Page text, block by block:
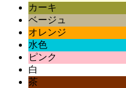
カーキ
ベージュ
オレンジ
水色
ピンク
白
茶